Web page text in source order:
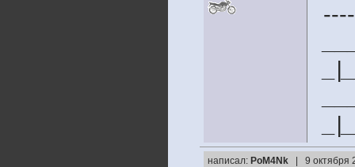
написал: PoM4Nk | 9 октября